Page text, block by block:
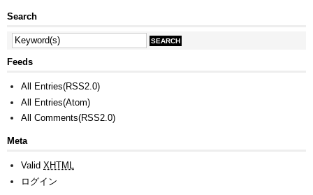
Search
Feeds
All Entries(RSS2.0)
All Entries(Atom)
All Comments(RSS2.0)
Meta
Valid XHTML
ログイン